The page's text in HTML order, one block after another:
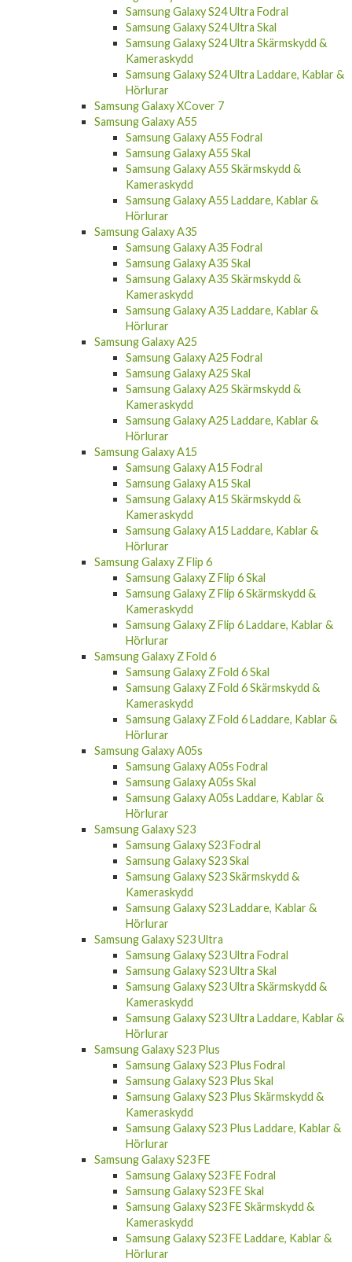
Samsung Galaxy S24 Ultra Fodral
Samsung Galaxy S24 Ultra Skal
Samsung Galaxy S24 Ultra Skärmskydd &
Kameraskydd
Samsung Galaxy S24 Ultra Laddare, Kablar &
Hörlurar
Samsung Galaxy XCover 7
Samsung Galaxy A55
Samsung Galaxy A55 Fodral
Samsung Galaxy A55 Skal
Samsung Galaxy A55 Skärmskydd &
Kameraskydd
Samsung Galaxy A55 Laddare, Kablar &
Hörlurar
Samsung Galaxy A35
Samsung Galaxy A35 Fodral
Samsung Galaxy A35 Skal
Samsung Galaxy A35 Skärmskydd &
Kameraskydd
Samsung Galaxy A35 Laddare, Kablar &
Hörlurar
Samsung Galaxy A25
Samsung Galaxy A25 Fodral
Samsung Galaxy A25 Skal
Samsung Galaxy A25 Skärmskydd &
Kameraskydd
Samsung Galaxy A25 Laddare, Kablar &
Hörlurar
Samsung Galaxy A15
Samsung Galaxy A15 Fodral
Samsung Galaxy A15 Skal
Samsung Galaxy A15 Skärmskydd &
Kameraskydd
Samsung Galaxy A15 Laddare, Kablar &
Hörlurar
Samsung Galaxy Z Flip 6
Samsung Galaxy Z Flip 6 Skal
Samsung Galaxy Z Flip 6 Skärmskydd &
Kameraskydd
Samsung Galaxy Z Flip 6 Laddare, Kablar &
Hörlurar
Samsung Galaxy Z Fold 6
Samsung Galaxy Z Fold 6 Skal
Samsung Galaxy Z Fold 6 Skärmskydd &
Kameraskydd
Samsung Galaxy Z Fold 6 Laddare, Kablar &
Hörlurar
Samsung Galaxy A05s
Samsung Galaxy A05s Fodral
Samsung Galaxy A05s Skal
Samsung Galaxy A05s Laddare, Kablar &
Hörlurar
Samsung Galaxy S23
Samsung Galaxy S23 Fodral
Samsung Galaxy S23 Skal
Samsung Galaxy S23 Skärmskydd &
Kameraskydd
Samsung Galaxy S23 Laddare, Kablar &
Hörlurar
Samsung Galaxy S23 Ultra
Samsung Galaxy S23 Ultra Fodral
Samsung Galaxy S23 Ultra Skal
Samsung Galaxy S23 Ultra Skärmskydd &
Kameraskydd
Samsung Galaxy S23 Ultra Laddare, Kablar &
Hörlurar
Samsung Galaxy S23 Plus
Samsung Galaxy S23 Plus Fodral
Samsung Galaxy S23 Plus Skal
Samsung Galaxy S23 Plus Skärmskydd &
Kameraskydd
Samsung Galaxy S23 Plus Laddare, Kablar &
Hörlurar
Samsung Galaxy S23 FE
Samsung Galaxy S23 FE Fodral
Samsung Galaxy S23 FE Skal
Samsung Galaxy S23 FE Skärmskydd &
Kameraskydd
Samsung Galaxy S23 FE Laddare, Kablar &
Hörlurar